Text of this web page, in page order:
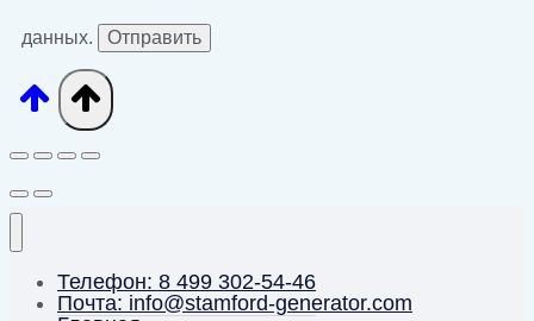
данных.
Телефон: 8 499 302-54-46
Почта: info@stamford-generator.com